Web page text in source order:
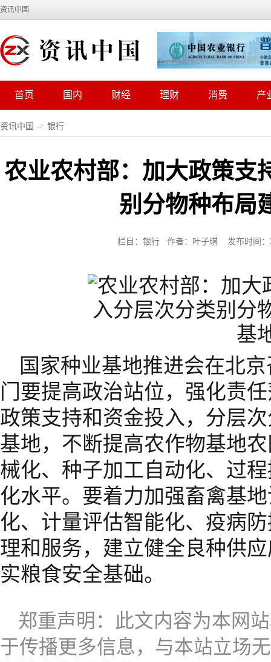
资讯中国
首页 国内 财经 理财 消费 产
资讯中国 -> 银行
农业农村部：加大政策支
别分物种布局
栏目：银行 作者：叶子琪 发布时间
国家种业基地推进会在北
门要提高政治站位，强化责
政策支持和资金投入，分层
基地，不断提高农作物基地
械化、种子加工自动化、过
化水平。要着力加强畜禽基
化、计量评估智能化、疫病
理和服务，建立健全良种供
实粮食安全基础。
郑重声明：此文内容为本网
于传播更多信息，与本站立场